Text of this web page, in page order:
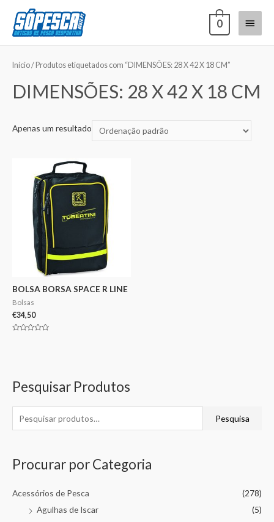
0
Pesquisar Produtos
Pesquisa
Procurar por Categoria
Acessórios de Pesca
(278)
Agulhas de Iscar
(5)
Início/ Produtos etiquetados com “DIMENSÕES: 28 X 42 X 18 CM”
DIMENSÕES: 28 X 42 X 18 CM
Apenas um resultado
BOLSA BORSA SPACE R LINE
Bolsas
€34,50